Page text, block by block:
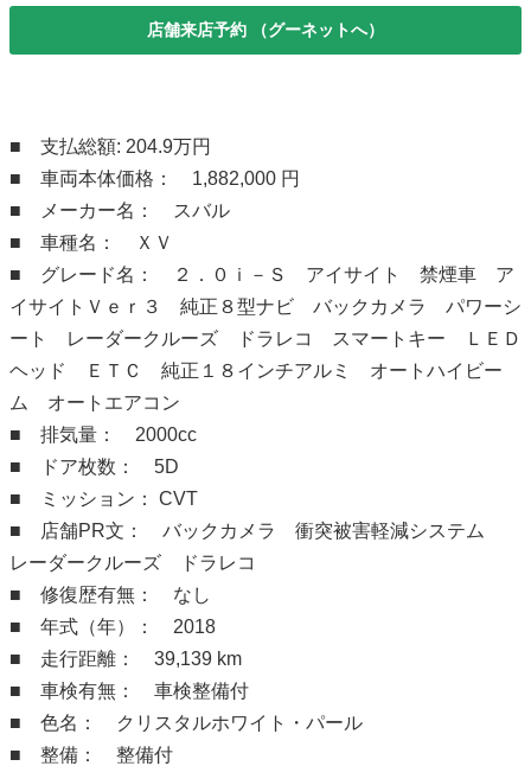
店舗来店予約 （グーネットへ）
■ 支払総額: 204.9万円
■ 車両本体価格： 1,882,000 円
■ メーカー名： スバル
■ 車種名： ＸＶ
■ グレード名： ２．０ｉ－Ｓ アイサイト 禁煙車 ア
イサイトＶｅｒ３ 純正８型ナビ バックカメラ パワーシ
ート レーダークルーズ ドラレコ スマートキー ＬＥＤ
ヘッド ＥＴＣ 純正１８インチアルミ オートハイビー
ム オートエアコン
■ 排気量： 2000cc
■ ドア枚数： 5D
■ ミッション： CVT
■ 店舗PR文： バックカメラ 衝突被害軽減システム
レーダークルーズ ドラレコ
■ 修復歴有無： なし
■ 年式（年）： 2018
■ 走行距離： 39,139 km
■ 車検有無： 車検整備付
■ 色名： クリスタルホワイト・パール
■ 整備： 整備付